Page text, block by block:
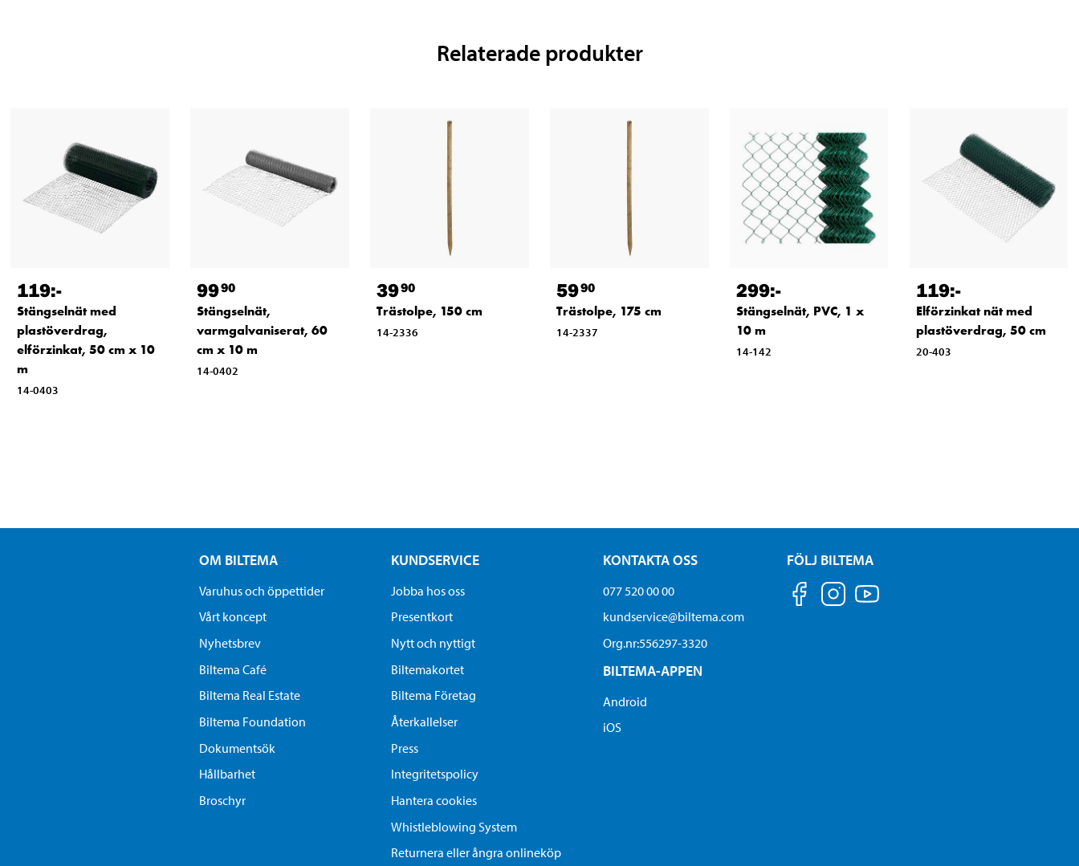
Relaterade produkter
119:-
Stängselnät med
plastöverdrag,
elförzinkat, 50 cm x 10
m
14-0403
9990
Stängselnät,
varmgalvaniserat, 60
cm x 10 m
14-0402
3990
Trästolpe, 150 cm
14-2336
5990
Trästolpe, 175 cm
14-2337
299:-
Stängselnät, PVC, 1 x
10 m
14-142
119:-
Elförzinkat nät med
plastöverdrag, 50 cm
20-403
OM BILTEMA
Varuhus och öppettider
Vårt koncept
Nyhetsbrev
Biltema Café
Biltema Real Estate
Biltema Foundation
Dokumentsök
Hållbarhet
Broschyr
KUNDSERVICE
Jobba hos oss
Presentkort
Nytt och nyttigt
Biltemakortet
Biltema Företag
Återkallelser
Press
Integritetspolicy
Hantera cookies
Whistleblowing System
Returnera eller ångra onlineköp
KONTAKTA OSS
077 520 00 00
kundservice@biltema.com
Org.nr:556297-3320
BILTEMA-APPEN
Android
iOS
FÖLJ BILTEMA